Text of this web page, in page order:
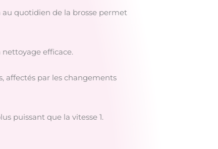
au quotidien de la brosse permet
nettoyage efficace.
affectés par les changements
puissant que la vitesse 1.